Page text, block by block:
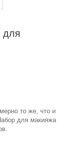
для
то же, что и
для макияжа